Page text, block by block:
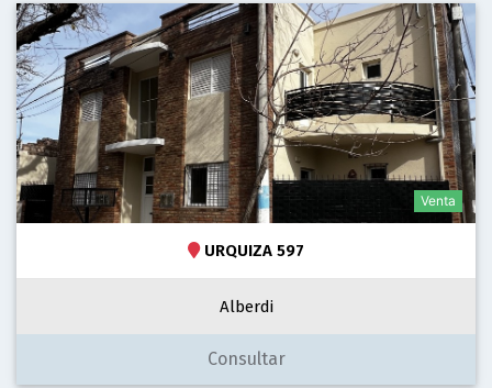
Venta
URQUIZA 597
Alberdi
Consultar